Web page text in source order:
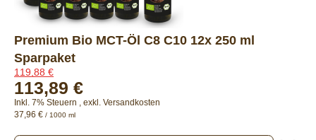
Premium Bio MCT-Öl C8 C10 12x 250 ml
Sparpaket
119,88 €
113,89 €
Inkl. 7% Steuern exkl. Versandkosten
37,96 € / 1000 ml